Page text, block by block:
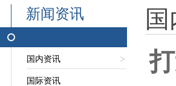
邯郸陆港物流量突破百万吨
哈萨克斯坦将扩大非资源类
新闻资讯
国内资讯
国际资讯